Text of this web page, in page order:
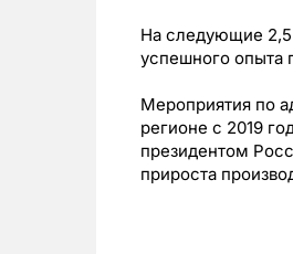
На следующие 2,5
успешного опыта
Мероприятия по
регионе с 2019
президентом
прироста